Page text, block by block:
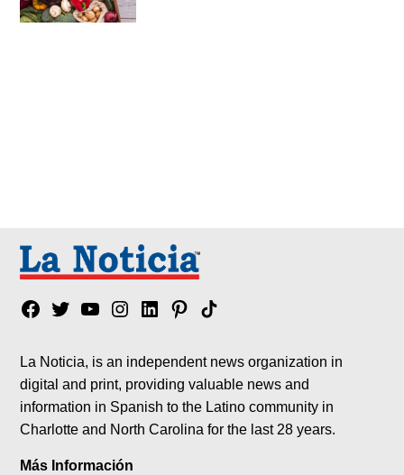
Facebook
TwitterYouTubeInstagram
LinkedinPinterest
Tik
La Noticia, is an independent news organization in
digital and print, providing valuable news and
information in Spanish to the Latino community in
Charlotte and North Carolina for the last 28 years.
Más Información